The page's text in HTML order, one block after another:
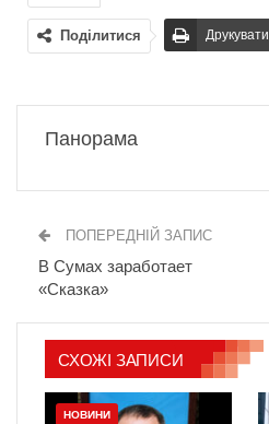
Поділитися Друкувати
Панорама
ПОПЕРЕДНІЙ ЗАПИС
В Сумах заработает
«Сказка»
СХОЖІ ЗАПИСИ
НОВИНИ